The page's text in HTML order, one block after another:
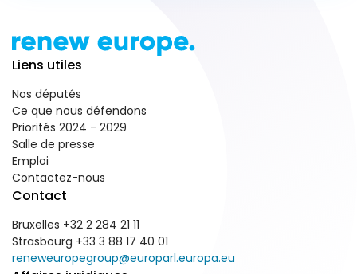
Liens utiles
Nos députés
Ce que nous défendons
Priorités 2024 - 2029
Salle de presse
Emploi
Contactez-nous
Contact
Bruxelles +32 2 284 21 11
Strasbourg +33 3 88 17 40 01
reneweuropegroup@europarl.europa.eu